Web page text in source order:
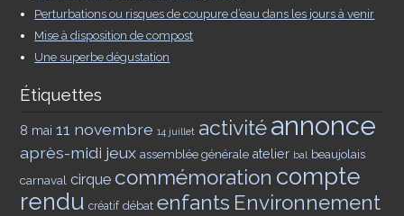
Perturbations ou risques de coupure d’eau dans les jours à venir
Mise à disposition de compost
Une superbe dégustation
Étiquettes
8 mai 11 novembre 14 juillet activitéannonce
après-midi jeux assemblée générale atelier bal beaujolais
carnaval cirque commémoration compte
rendu créatif débat enfants Environnement